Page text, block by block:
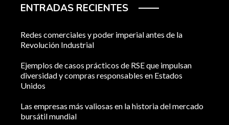
ENTRADAS RECIENTES
Redes comerciales y poder imperial antes de la
Revolución Industrial
Ejemplos de casos prácticos de RSE que impulsan
diversidad y compras responsables en Estados
Unidos
Las empresas más valiosas en la historia del mercado
bursátil mundial